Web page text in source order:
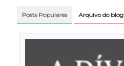
Posts Populares Arquivo do blog